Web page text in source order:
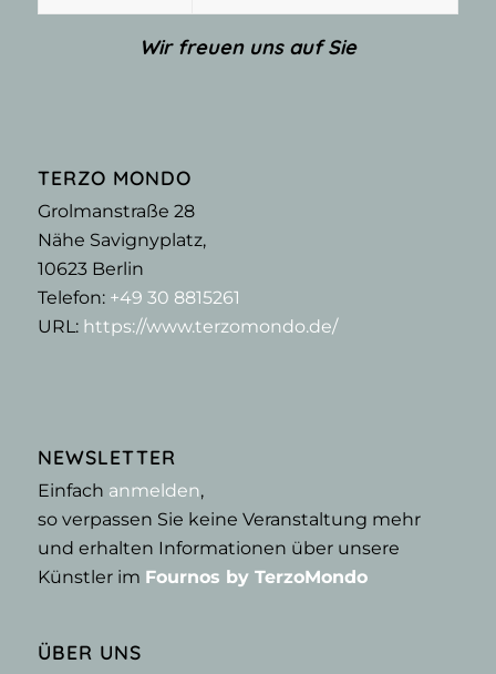
Wir freuen uns auf Sie
TERZO MONDO
Grolmanstraße 28
Nähe Savignyplatz,
10623Berlin
Telefon: +49 30 8815261
URL: https://www.terzomondo.de/
NEWSLETTER
Einfach anmelden,
so verpassen Sie keine Veranstaltung mehr
und erhalten Informationen über unsere
Künstler im Fournos by TerzoMondo
ÜBER UNS